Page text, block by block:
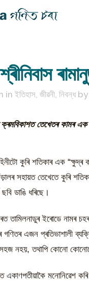
শ্ৰীনিবাস
in ইতিহাস, জীৱনী, নিবন্ধ by
ক্ৰমবিকাশত তেখেতৰ কামৰ
কুৰি শতিকাৰ এক
সহায়ত তেখেতে কুৰি
ডাঙি ধৰিছে।
তামিলনাডুৰ ইৰোডে নামৰ
গণিতৰ এজন প্ৰতিভাশালী
সহজ নহয়, তথাপি কোনো
একাণপতীয়াকৈ মনোনিৱেশ